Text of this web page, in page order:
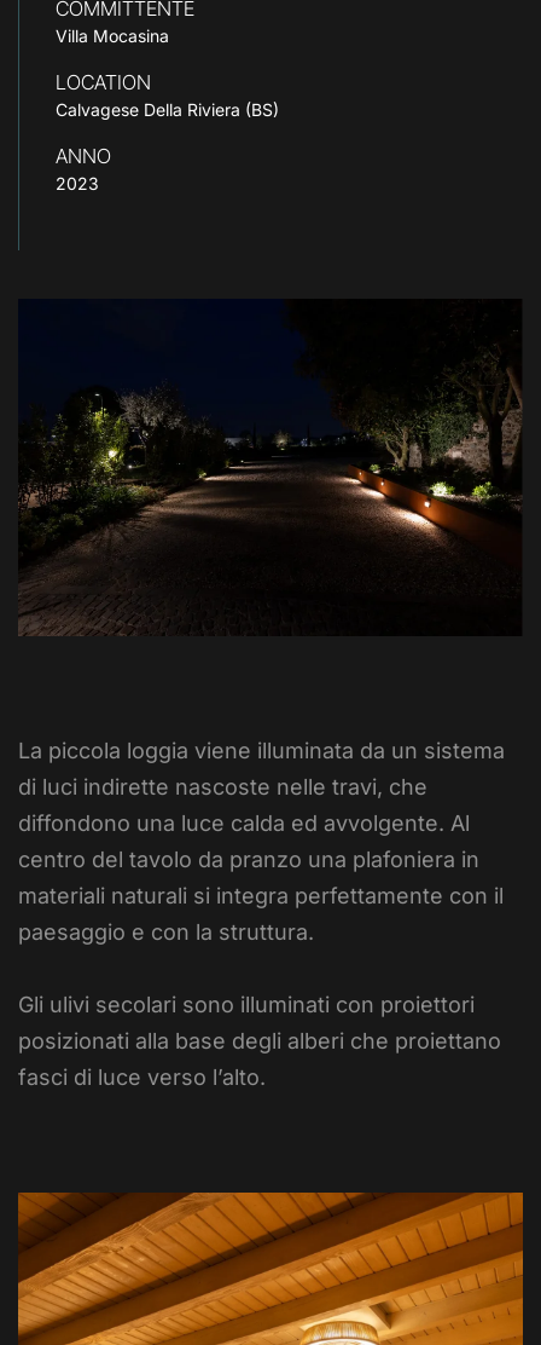
COMMITTENTE
Villa Mocasina
LOCATION
Calvagese Della Riviera (BS)
ANNO
2023
La piccola loggia viene illuminata da un sistema
di luci indirette nascoste nelle travi, che
diffondono una luce calda ed avvolgente. Al
centro del tavolo da pranzo una plafoniera in
materiali naturali si integra perfettamente con il
paesaggio e con la struttura.
Gli ulivi secolari sono illuminati con proiettori
posizionati alla base degli alberi che proiettano
fasci di luce verso l’alto.